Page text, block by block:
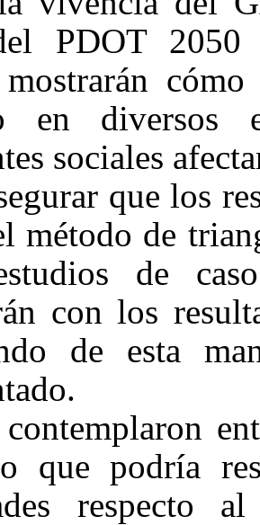
PDOT 2050
mostrarán
en diversos
sociales
que los
método de
de
con los
de esta
que podría
respecto